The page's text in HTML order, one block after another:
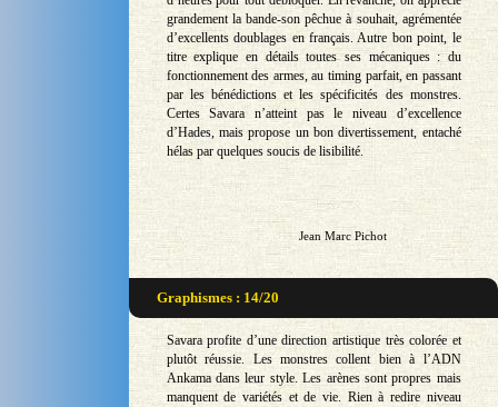
grandement la bande-son pêchue à souhait, agrémentée
d’excellents doublages en français. Autre bon point, le
titre explique en détails toutes ses mécaniques : du
fonctionnement des armes, au timing parfait, en passant
par les bénédictions et les spécificités des monstres.
Certes Savara n’atteint pas le niveau d’excellence
d’Hades, mais propose un bon divertissement, entaché
hélas par quelques soucis de lisibilité.
Jean Marc Pichot
Graphismes : 14/20
Savara profite d’une direction artistique très colorée et
plutôt réussie. Les monstres collent bien à l’ADN
Ankama dans leur style. Les arènes sont propres mais
manquent de variétés et de vie. Rien à redire niveau